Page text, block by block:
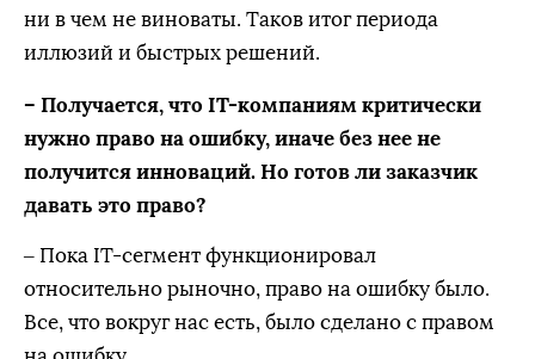
ни в чем не виноваты. Таков итог периода
иллюзий и быстрых решений.
– Получается, что IT-компаниям критически
нужно право на ошибку, иначе без нее не
получится инноваций. Но готов ли заказчик
давать это право?
– Пока IT-сегмент функционировал
относительно рыночно, право на ошибку было.
Все, что вокруг нас есть, было сделано с правом